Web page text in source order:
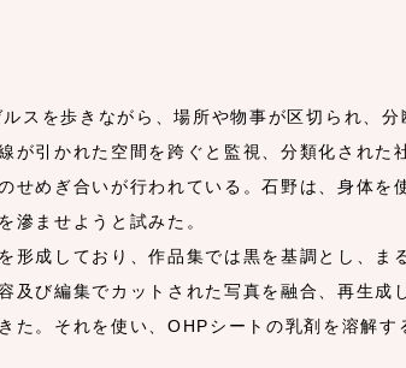
を歩きながら、場所や物事が区切られ、
が引かれた空間を跨ぐと監視、分類化され
せめぎ合いが行われている。石野は、身体
滲ませようと試みた。
成しており、作品集では黒を基調とし、
及び編集でカットされた写真を融合、再生
た。それを使い、OHPシートの乳剤を溶解